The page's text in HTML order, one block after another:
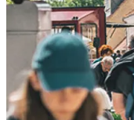
Planlæg din